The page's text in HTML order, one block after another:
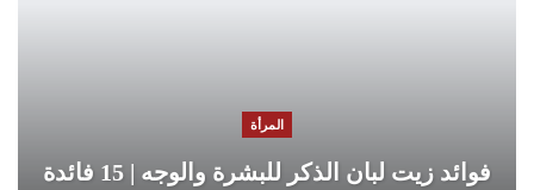
المرأة
فوائد زيت لبان الذكر للبشرة والوجه | 15 فائدة